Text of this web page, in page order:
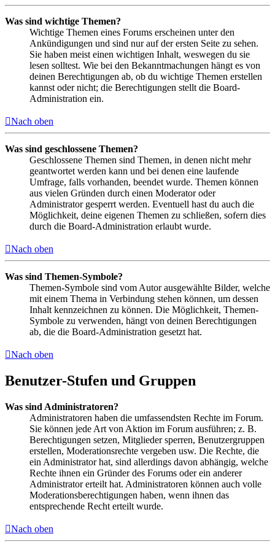
Was sind wichtige Themen?
Wichtige Themen eines Forums erscheinen unter den
Ankündigungen und sind nur auf der ersten Seite zu sehen.
Sie haben meist einen wichtigen Inhalt, weswegen du sie
lesen solltest. Wie bei den Bekanntmachungen hängt es von
deinen Berechtigungen ab, ob du wichtige Themen erstellen
kannst oder nicht; die Berechtigungen stellt die Board-
Administration ein.
Nach oben
Was sind geschlossene Themen?
Geschlossene Themen sind Themen, in denen nicht mehr
geantwortet werden kann und bei denen eine laufende
Umfrage, falls vorhanden, beendet wurde. Themen können
aus vielen Gründen durch einen Moderator oder
Administrator gesperrt werden. Eventuell hast du auch die
Möglichkeit, deine eigenen Themen zu schließen, sofern dies
durch die Board-Administration erlaubt wurde.
Nach oben
Was sind Themen-Symbole?
Themen-Symbole sind vom Autor ausgewählte Bilder, welche
mit einem Thema in Verbindung stehen können, um dessen
Inhalt kennzeichnen zu können. Die Möglichkeit, Themen-
Symbole zu verwenden, hängt von deinen Berechtigungen
ab, die die Board-Administration gesetzt hat.
Nach oben
Benutzer-Stufen und Gruppen
Was sind Administratoren?
Administratoren haben die umfassendsten Rechte im Forum.
Sie können jede Art von Aktion im Forum ausführen; z. B.
Berechtigungen setzen, Mitglieder sperren, Benutzergruppen
erstellen, Moderationsrechte vergeben usw. Die Rechte, die
ein Administrator hat, sind allerdings davon abhängig, welche
Rechte ihnen ein Gründer des Forums oder ein anderer
Administrator erteilt hat. Administratoren können auch volle
Moderationsberechtigungen haben, wenn ihnen das
entsprechende Recht erteilt wurde.
Nach oben